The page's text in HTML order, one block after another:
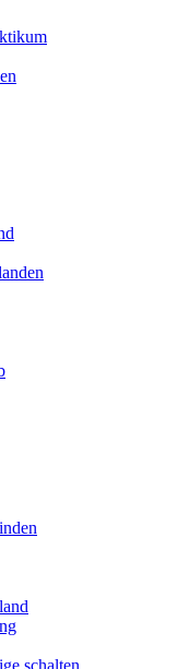
schalten